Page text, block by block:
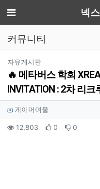
메뉴 넥
커뮤니티
자유게시판분류
🔥 메타버스 학회
INVITATION : 2차 리크
작성자 정보
게이머여울
컨텐츠 정보
12,803 조회 0 추천 0